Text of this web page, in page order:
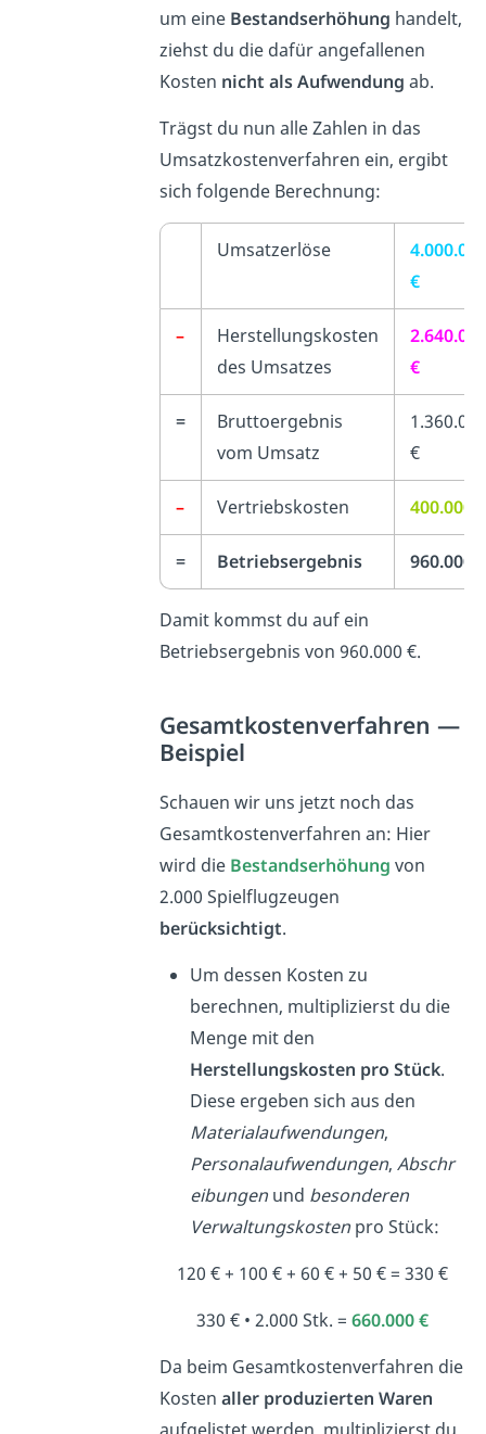
um eine Bestandserhöhung handelt,
ziehst du die dafür angefallenen
Kosten nicht als Aufwendung ab.
Trägst du nun alle Zahlen in das
Umsatzkostenverfahren ein, ergibt
sich folgende Berechnung:
Umsatzerlöse
€
–
Herstellungskosten
des Umsatzes
€
=
Bruttoergebnis
vom Umsatz
€
– Vertriebskosten 400.000
= Betriebsergebnis 960.000
Damit kommst du auf ein
Betriebsergebnis von 960.000 €.
Gesamtkostenverfahren —
Beispiel
Schauen wir uns jetzt noch das
Gesamtkostenverfahren an: Hier
wird die Bestandserhöhung von
2.000 Spielflugzeugen
berücksichtigt.
Um dessen Kosten zu
berechnen, multiplizierst du die
Menge mit den
Herstellungskosten pro Stück.
Diese ergeben sich aus den
Materialaufwendungen,
Personalaufwendungen,Abschr
eibungen und besonderen
Verwaltungskosten pro Stück:
120 € + 100 € + 60 € + 50 € = 330 €
330 € • 2.000 Stk. = 660.000 €
Da beim Gesamtkostenverfahren die
Kostenaller produzierten Waren